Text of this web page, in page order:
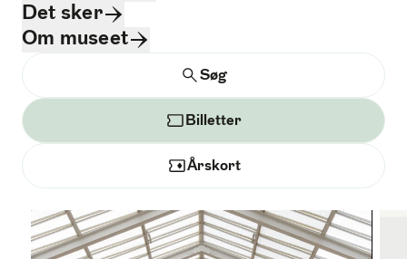
Det sker
Om museet
Søg
Søg
Billetter
Årskort
Genoplev et udvalg af Glyptotekets
tidligere udstillinger. Vi har
håndplukket højdepunkter, der
berørte, udfordrede og inspirerede.